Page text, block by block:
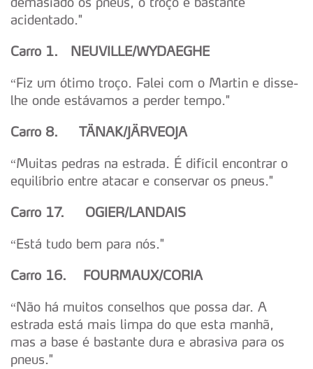
acidentado."
Carro 1. NEUVILLE/WYDAEGHE
“Fiz um ótimo troço. Falei com o Martin e disse-
lhe onde estávamos a perder tempo."
Carro 8. TÄNAK/JÄRVEOJA
“Muitas pedras na estrada. É difícil encontrar o
equilíbrio entre atacar e conservar os pneus."
Carro 17. OGIER/LANDAIS
“Está tudo bem para nós."
Carro 16. FOURMAUX/CORIA
“Não há muitos conselhos que possa dar. A
estrada está mais limpa do que esta manhã,
mas a base é bastante dura e abrasiva para os
pneus."